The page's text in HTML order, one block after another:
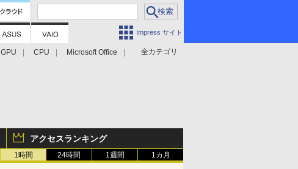
Impress サイト
全カテゴリ
GPU CPU
Microsoft Office
アクセスランキング
1時間 24時間 1週間 1カ月